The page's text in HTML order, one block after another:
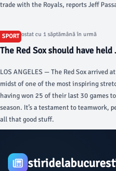
trade with the Royals, reports Jeff
SPORT
Articol postat cu 1 săptămână în urmă
The Red Sox should have
LOS ANGELES — The Red Sox arrived
midst of one of the most inspiring
having won 25 of their last 30 games
season. It’s a testament to teamwork,
all that good stuff.